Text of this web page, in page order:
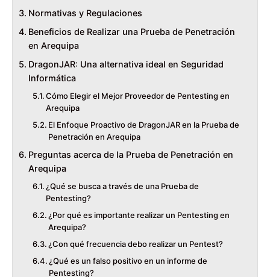
Normativas y Regulaciones
Beneficios de Realizar una Prueba de Penetración
en Arequipa
DragonJAR: Una alternativa ideal en Seguridad
Informática
Cómo Elegir el Mejor Proveedor de Pentesting en
Arequipa
El Enfoque Proactivo de DragonJAR en la Prueba de
Penetración en Arequipa
Preguntas acerca de la Prueba de Penetración en
Arequipa
¿Qué se busca a través de una Prueba de
Pentesting?
¿Por qué es importante realizar un Pentesting en
Arequipa?
¿Con qué frecuencia debo realizar un Pentest?
¿Qué es un falso positivo en un informe de
Pentesting?